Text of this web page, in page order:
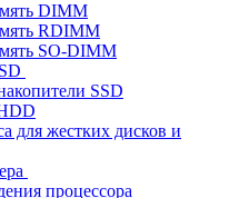
DIMM
RDIMM
SO-DIMM
SSD
для жестких дисков и
процессора